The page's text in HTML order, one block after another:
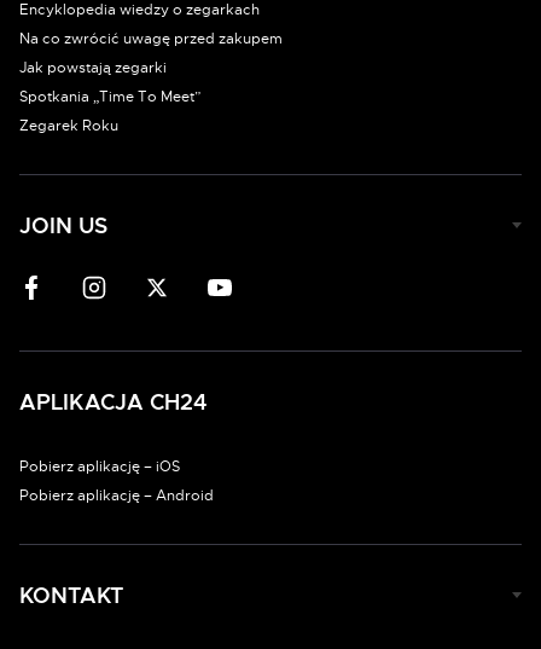
Encyklopedia wiedzy o zegarkach
Na co zwrócić uwagę przed zakupem
Jak powstają zegarki
Spotkania „Time To Meet”
Zegarek Roku
JOIN US
APLIKACJA CH24
Pobierz aplikację – iOS
Pobierz aplikację – Android
KONTAKT